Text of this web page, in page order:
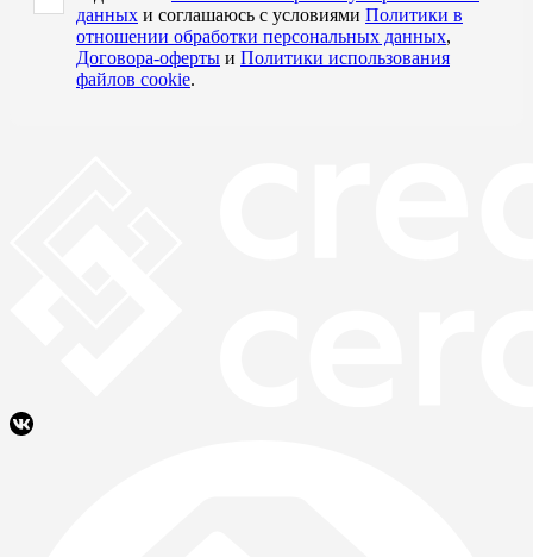
данных и соглашаюсь с условиями Политики в
отношении обработки персональных данных,
Договора-оферты и Политики использования
файлов cookie.